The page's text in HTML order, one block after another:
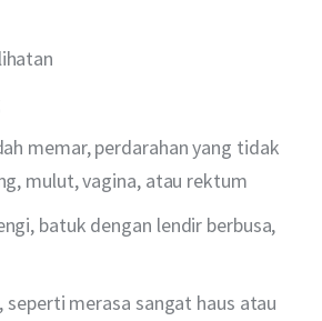
memar, perdarahan yang tidak
mulut, vagina, atau rektum
batuk dengan lendir berbusa,
seperti merasa sangat haus atau